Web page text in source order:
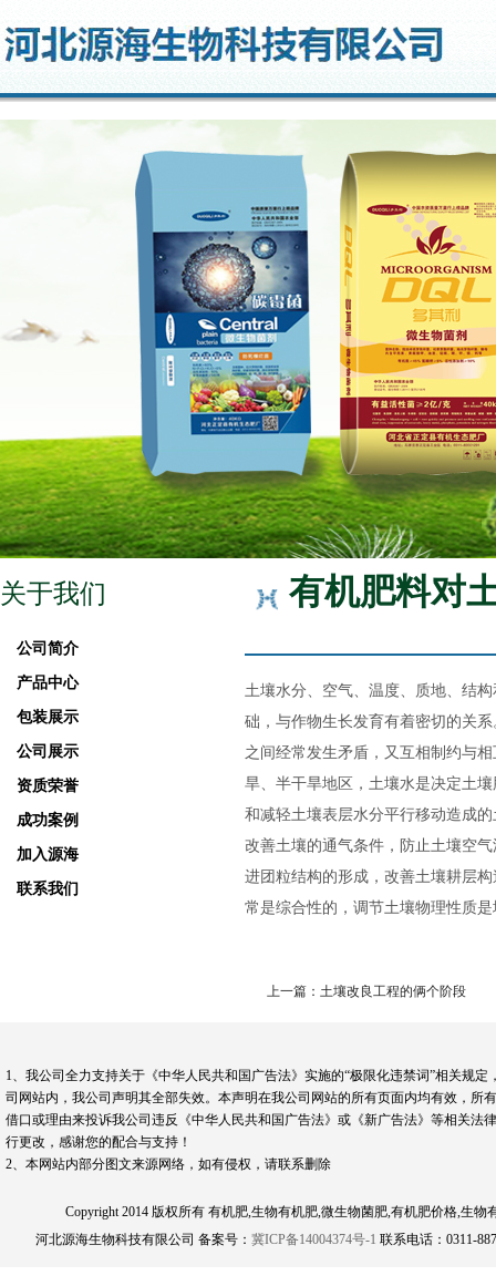
关于我们
公司简介
产品中心
包装展示
公司展示
资质荣誉
成功案例
加入源海
联系我们
有机肥料对
土壤水分、空气、温度、质地、结
础，与作物生长发育有着密切的关
之间经常发生矛盾，又互相制约与
旱、半干旱地区，土壤水是决定土
和减轻土壤表层水分平行移动造成
改善土壤的通气条件，防止土壤空
进团粒结构的形成，改善土壤耕层
常是综合性的，调节土壤物理性质
上一篇：土壤改良工程的俩个阶段
1、我公司全力支持关于《中华人民共和国广告法》实施的“极限化违禁词”相关规
司网站内，我公司声明其全部失效。本声明在我公司网站的所有页面内均有效，
借口或理由来投诉我公司违反《中华人民共和国广告法》或《新广告法》等相关
行更改，感谢您的配合与支持！
2、本网站内部分图文来源网络，如有侵权，请联系删除
Copyright 2014 版权所有 有机肥,生物有机肥,微生物菌肥,有机肥价格,生
河北源海生物科技有限公司 备案号： 冀ICP备14004374号-1 联系电话：0311-